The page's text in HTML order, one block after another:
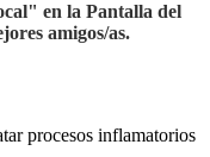
en la Pantalla del
amigos/as.
procesos inflamatorios